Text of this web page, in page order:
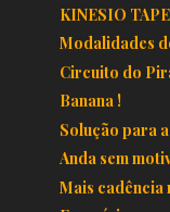
KINESIO TAPE
Modalidades
Circuito do
Banana !
Solução para
Anda sem
Mais cadência